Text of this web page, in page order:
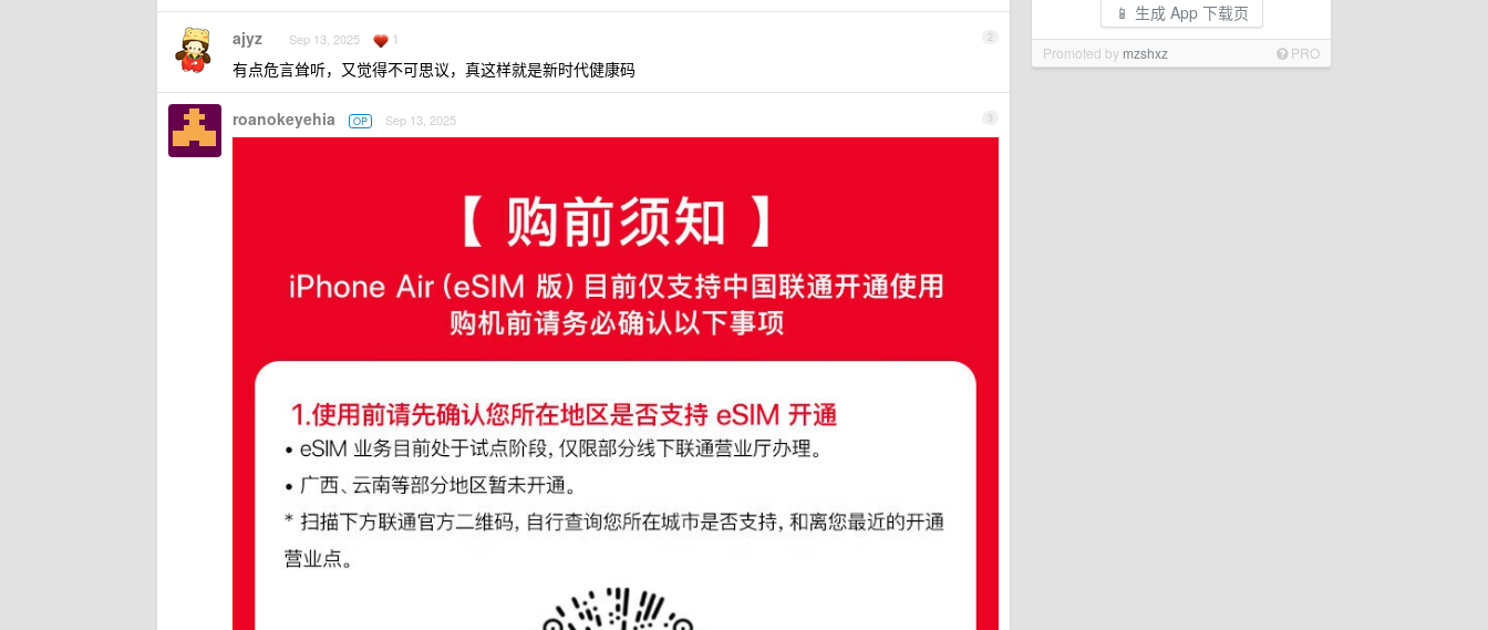
📱 生成 App 下载页
Promoted by mzshxz PRO
2
ajyz Sep 13, 2025 1
有点危言耸听，又觉得不可思议，真这样就是新时代健康码
3
roanokeyehia OP Sep 13, 2025